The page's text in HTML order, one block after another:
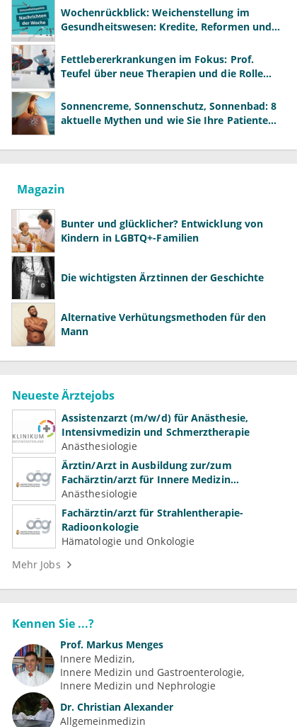
Wochenrückblick: Weichenstellung im
Gesundheitswesen: Kredite, Reformen und
Fettlebererkrankungen im Fokus: Prof.
Teufel über neue Therapien und die Rolle
Sonnencreme, Sonnenschutz, Sonnenbad: 8
aktuelle Mythen und wie Sie Ihre Patienten
Magazin
Bunter und glücklicher? Entwicklung von
Kindern in LGBTQ+-Familien
Die wichtigsten Ärztinnen der Geschichte
Alternative Verhütungsmethoden für den
Mann
Neueste Ärztejobs
Assistenzarzt (m/w/d) für Anästhesie,
Intensivmedizin und Schmerztherapie
Anästhesiologie
Ärztin/Arzt in Ausbildung zur/zum
Fachärztin/arzt für Innere Medizin
(Kardiologie, Nephrologie, Intensivmedizin)
Anästhesiologie
Fachärztin/arzt für Strahlentherapie-
Radioonkologie
Hämatologie und Onkologie
Mehr Jobs
Kennen Sie ...?
Prof. Markus Menges
Innere Medizin
Innere Medizin und Gastroenterologie
Innere Medizin und Nephrologie
Dr. Christian Alexander
Allgemeinmedizin